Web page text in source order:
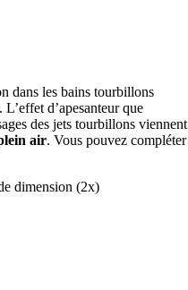
dans les bains tourbillons
d’apesanteur que
des jets tourbillons viennent
air. Vous pouvez compléter
dimension (2x)